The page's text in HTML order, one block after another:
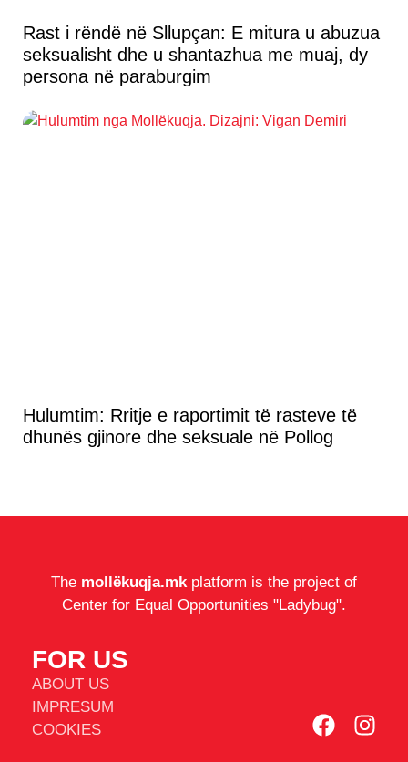
Rast i rëndë në Sllupçan: E mitura u abuzua
seksualisht dhe u shantazhua me muaj, dy
persona në paraburgim
Hulumtim: Rritje e raportimit të rasteve të
dhunës gjinore dhe seksuale në Pollog
The mollëkuqja.mkplatform is the project of
Center for Equal Opportunities "Ladybug".
FOR US
ABOUT US
IMPRESUM
COOKIES